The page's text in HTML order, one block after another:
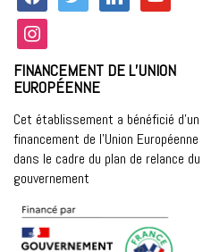
instagram
FINANCEMENT DE L’UNION
EUROPÉENNE
Cet établissement a bénéficié d’un
financement de l’Union Européenne
dans le cadre du plan de relance du
gouvernement